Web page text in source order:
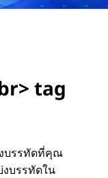
tag
งบรรทัดที่คุณ
บรรทัดใน